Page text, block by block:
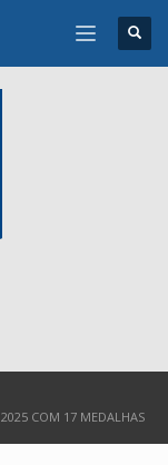
2025 COM 17 MEDALHAS